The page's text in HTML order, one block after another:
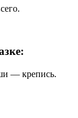
— крепись.